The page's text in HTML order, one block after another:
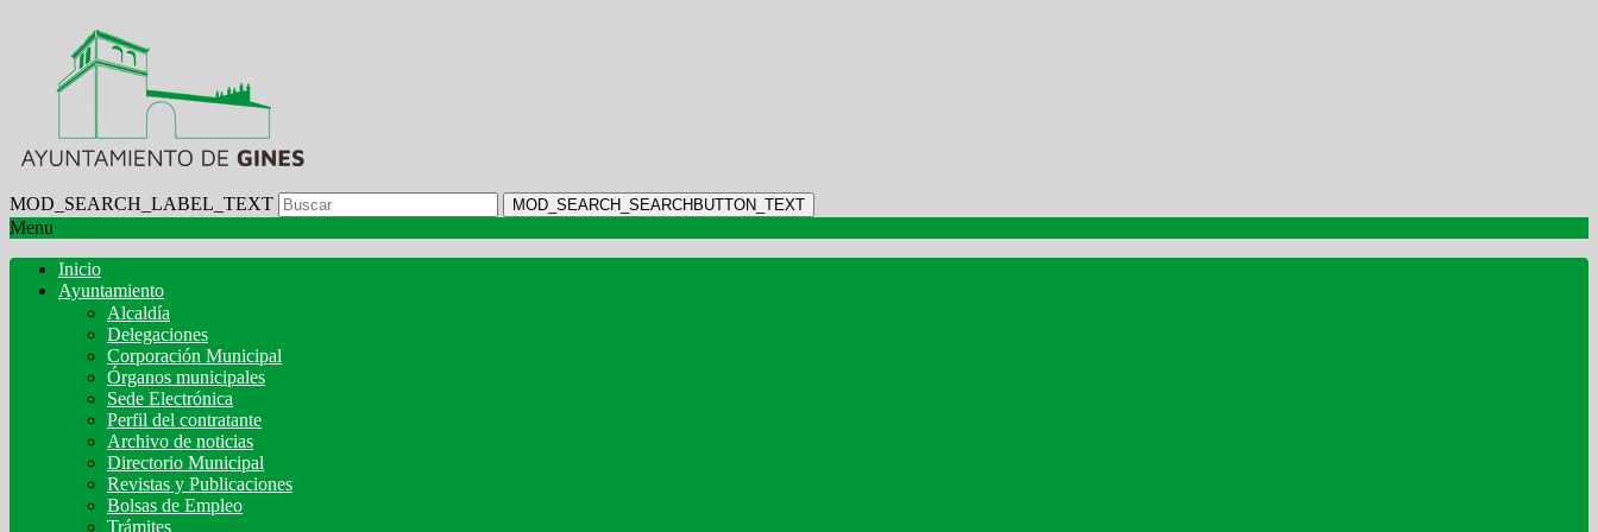
MOD_SEARCH_LABEL_TEXT MOD_SEARCH_SEARCHBUTTON_TEXT
Menu
Inicio
Ayuntamiento
Alcaldía
Delegaciones
Corporación Municipal
Órganos municipales
Sede Electrónica
Perfil del contratante
Archivo de noticias
Directorio Municipal
Revistas y Publicaciones
Bolsas de Empleo
Trámites